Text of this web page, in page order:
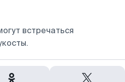
встречаться